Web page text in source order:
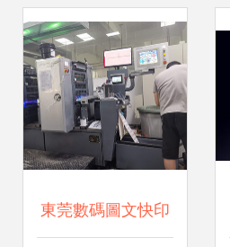
案
東莞數碼圖文快印